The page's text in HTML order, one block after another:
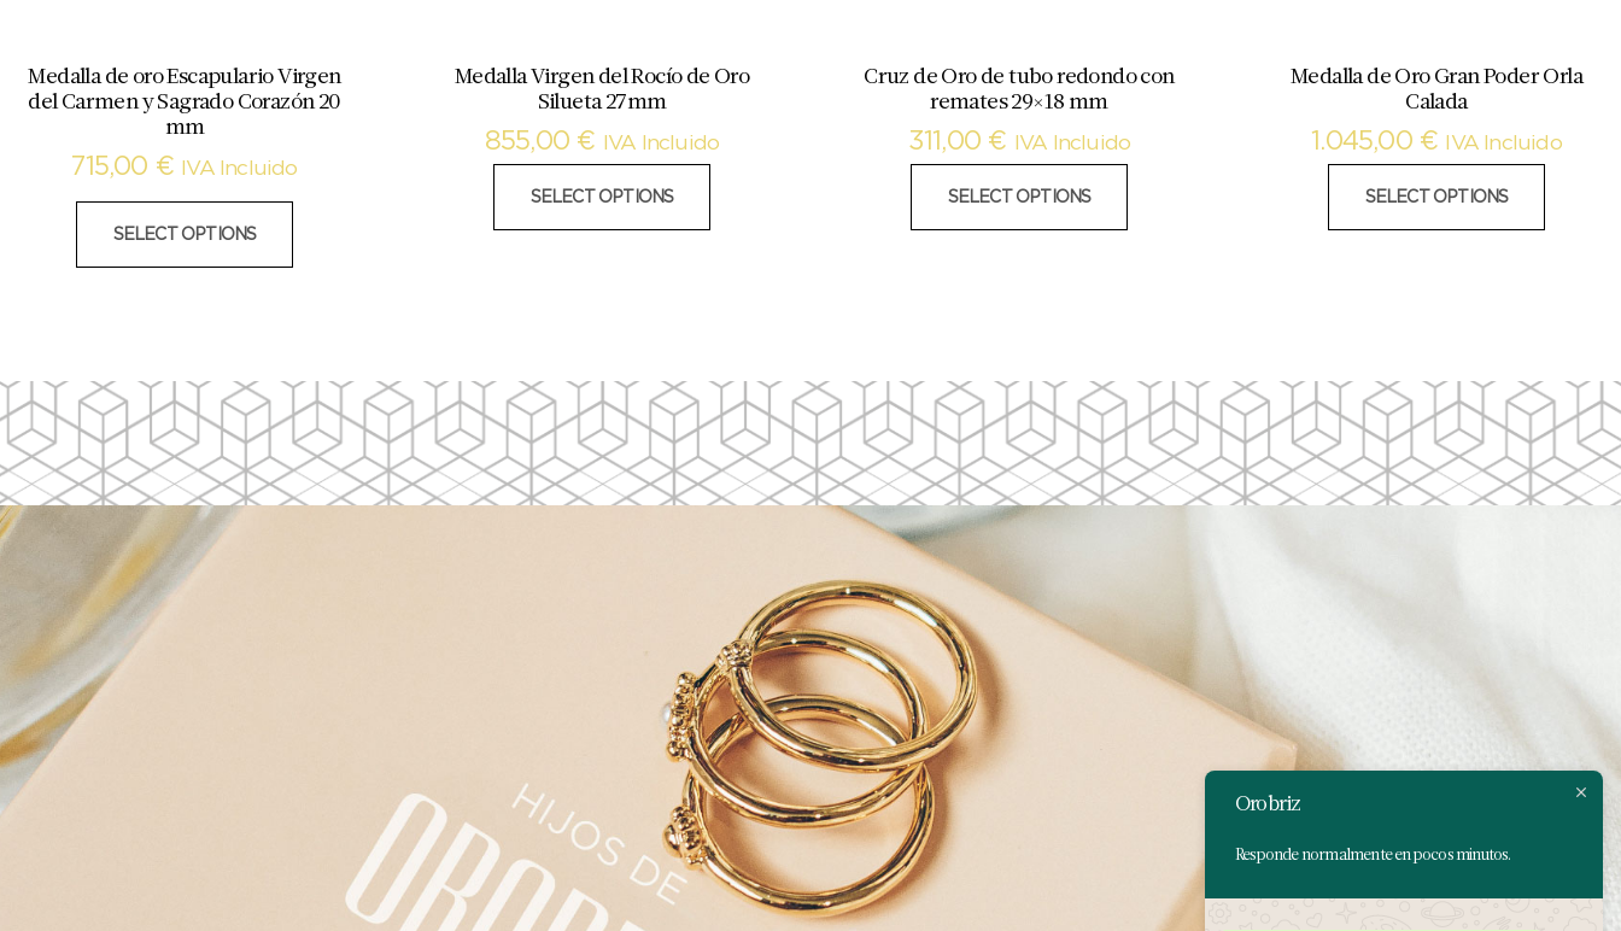
Medalla de oro Escapulario Virgen
del Carmen y Sagrado Corazón 20
mm
715,00 € IVA Incluido
SELECT OPTIONS
Medalla Virgen del Rocío de Oro
Silueta 27mm
855,00 € IVA Incluido
SELECT OPTIONS
Cruz de Oro de tubo redondo con
remates 29×18 mm
311,00 € IVA Incluido
SELECT OPTIONS
Medalla de Oro Gran Poder Orla
Calada
1.045,00 € IVA Incluido
SELECT OPTIONS
Orobriz
Responde normalmente en pocos minutos.